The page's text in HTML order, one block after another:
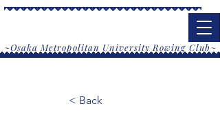
​~Osaka Metropolitan University Rowing Club~
< Back